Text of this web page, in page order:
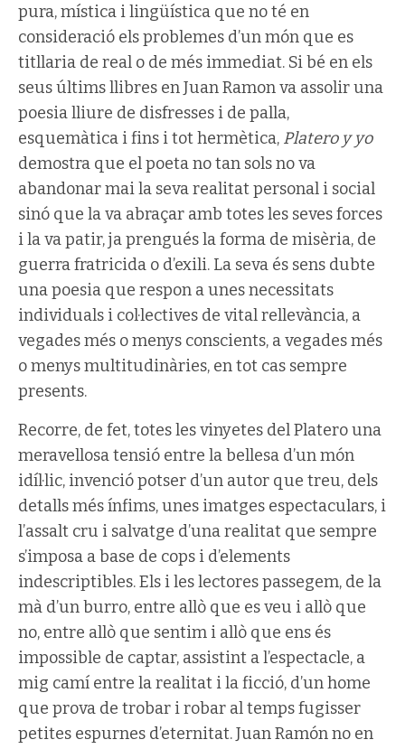
pura, mística i lingüística que no té en
consideració els problemes d’un món que es
titllaria de real o de més immediat. Si bé en els
seus últims llibres en Juan Ramon va assolir una
poesia lliure de disfresses i de palla,
esquemàtica i fins i tot hermètica, Platero y yo
demostra que el poeta no tan sols no va
abandonar mai la seva realitat personal i social
sinó que la va abraçar amb totes les seves forces
i la va patir, ja prengués la forma de misèria, de
guerra fratricida o d’exili. La seva és sens dubte
una poesia que respon a unes necessitats
individuals i col·lectives de vital rellevància, a
vegades més o menys conscients, a vegades més
o menys multitudinàries, en tot cas sempre
presents.
Recorre, de fet, totes les vinyetes del Platero una
meravellosa tensió entre la bellesa d’un món
idíl·lic, invenció potser d’un autor que treu, dels
detalls més ínfims, unes imatges espectaculars, i
l’assalt cru i salvatge d’una realitat que sempre
s’imposa a base de cops i d’elements
indescriptibles. Els i les lectores passegem, de la
mà d’un burro, entre allò que es veu i allò que
no, entre allò que sentim i allò que ens és
impossible de captar, assistint a l’espectacle, a
mig camí entre la realitat i la ficció, d’un home
que prova de trobar i robar al temps fugisser
petites espurnes d’eternitat. Juan Ramón no en